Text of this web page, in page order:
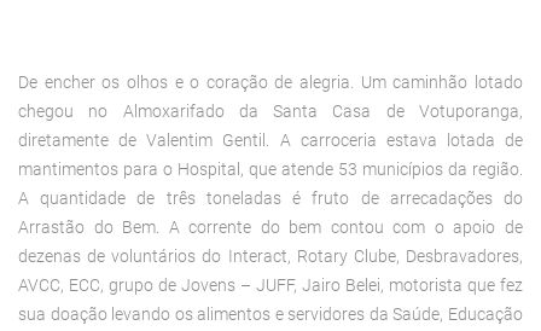
De encher os olhos e o coração de alegria. Um caminhão lotado
chegou no Almoxarifado da Santa Casa de Votuporanga,
diretamente de Valentim Gentil. A carroceria estava lotada de
mantimentos para o Hospital, que atende 53 municípios da região.
A quantidade de três toneladas é fruto de arrecadações do
Arrastão do Bem. A corrente do bem contou com o apoio de
dezenas de voluntários do Interact, Rotary Clube, Desbravadores,
AVCC, ECC, grupo de Jovens – JUFF, Jairo Belei, motorista que fez
sua doação levando os alimentos e servidores da Saúde, Educação